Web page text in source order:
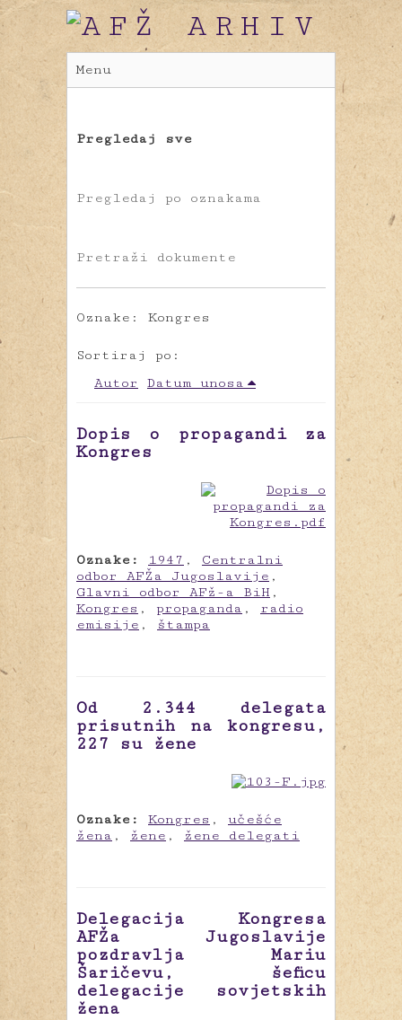
Menu
Pregledaj sve
Pregledaj po oznakama
Pretraži dokumente
Oznake: Kongres
Sortiraj po:
Autor
Datum unosa
Dopis o propagandi za
Kongres
Oznake: 1947 , Centralni
odbor AFŽa Jugoslavije ,
Glavni odbor AFž-a BiH ,
Kongres , propaganda , radio
emisije , štampa
Od 2.344 delegata
prisutnih na kongresu,
227 su žene
Oznake: Kongres , učešće
žena , žene , žene delegati
Delegacija Kongresa
AFŽa Jugoslavije
pozdravlja Mariu
Šaričevu, šeficu
delegacije sovjetskih
žena